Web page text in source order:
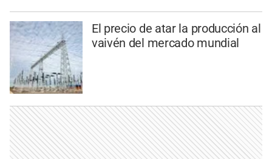
El precio de atar la producción al
vaivén del mercado mundial